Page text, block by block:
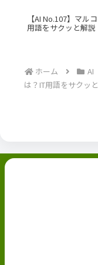
【AI No.107】マル
用語をサクッと解説
ホーム AI
は？IT用語をサクッ